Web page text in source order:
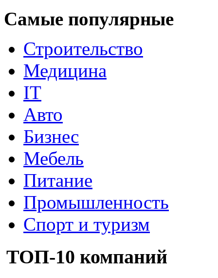
Самые популярные
Строительство
Медицина
IT
Авто
Бизнес
Мебель
Питание
Промышленность
Спорт и туризм
ТОП-10 компаний